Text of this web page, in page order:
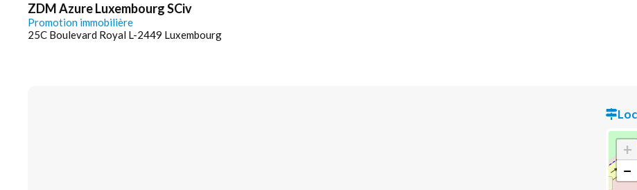
ZDM Azure Luxembourg SCiv
Promotion immobilière
25C Boulevard Royal L-2449 Luxembourg
+
−